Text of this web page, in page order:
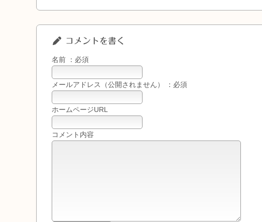
コメントを書く
名前 ：必須
メールアドレス（公開されません） ：必須
ホームページURL
コメント内容